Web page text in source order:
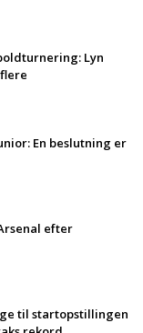
Lyn
En beslutning er
efter
til startopstillingen